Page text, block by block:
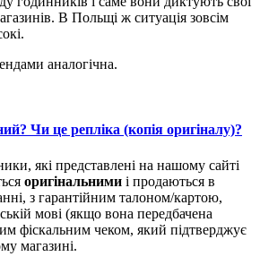
В Польщі ж ситуація зовсім
аналогічна.
Чи це репліка (копія оригіналу)?
які представлені на нашому сайті
оригінальними і продаються в
з гарантійним талоном/картою,
мові (якщо вона передбачена
фіскальним чеком, який підтверджує
магазині.